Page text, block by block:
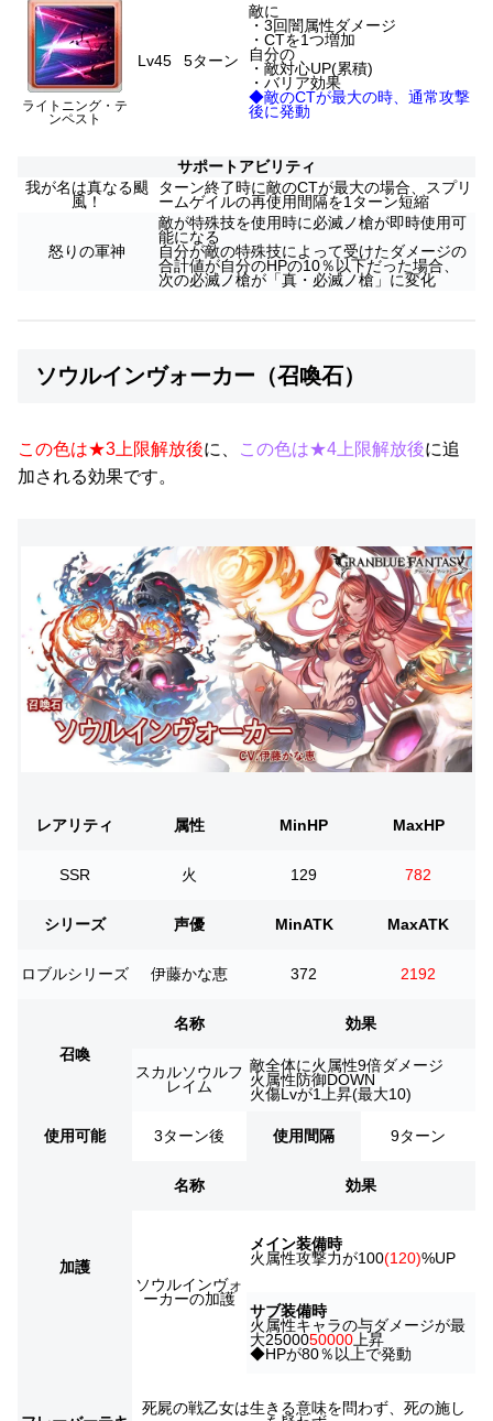
ライトニング・テ
ンペスト
Lv45 5ターン
敵に
・3回闇属性ダメージ
・CTを1つ増加
自分の
・敵対心UP(累積)
・バリア効果
◆敵のCTが最大の時、通常攻撃
後に発動
サポートアビリティ
我が名は真なる颶
風！
ターン終了時に敵のCTが最大の場合、スプリ
ームゲイルの再使用間隔を1ターン短縮
怒りの軍神
敵が特殊技を使用時に必滅ノ槍が即時使用可
能になる
自分が敵の特殊技によって受けたダメージの
合計値が自分のHPの10％以下だった場合、
次の必滅ノ槍が「真・必滅ノ槍」に変化
ソウルインヴォーカー（召喚石）
この色は★3上限解放後に、 この色は★4上限解放後に追
加される効果です。
レアリティ 属性 MinHP MaxHP
SSR 火 129 782
シリーズ 声優 MinATK MaxATK
ロブルシリーズ 伊藤かな恵 372 2192
召喚
名称 効果
スカルソウルフ
レイム
敵全体に火属性9倍ダメージ
火属性防御DOWN
火傷Lvが1上昇(最大10)
使用可能 3ターン後 使用間隔 9ターン
加護
名称 効果
ソウルインヴォ
ーカーの加護
メイン装備時
火属性攻撃力が100(120)%UP
サブ装備時
火属性キャラの与ダメージが最
大2500050000 上昇
◆HPが80％以上で発動
死屍の戦乙女は生きる意味を問わず、死の施し